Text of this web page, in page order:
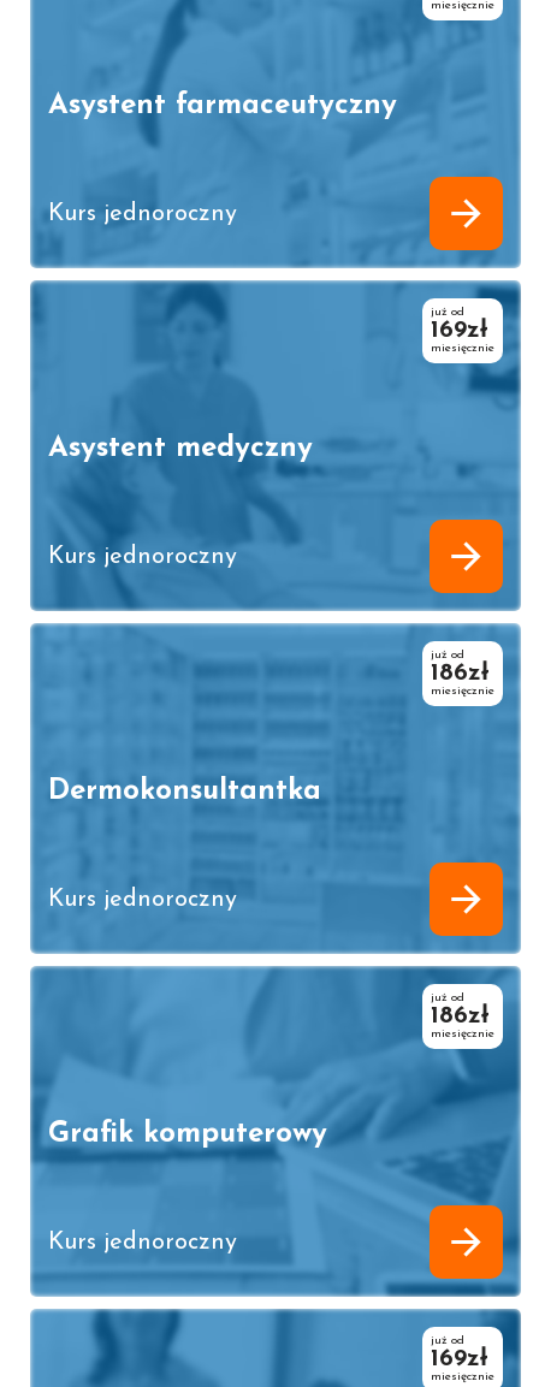
miesięcznie
Asystent farmaceutyczny
Kurs jednoroczny
już od
169zł
miesięcznie
Asystent medyczny
Kurs jednoroczny
już od
186zł
miesięcznie
Dermokonsultantka
Kurs jednoroczny
już od
186zł
miesięcznie
Grafik komputerowy
Kurs jednoroczny
już od
169zł
miesięcznie